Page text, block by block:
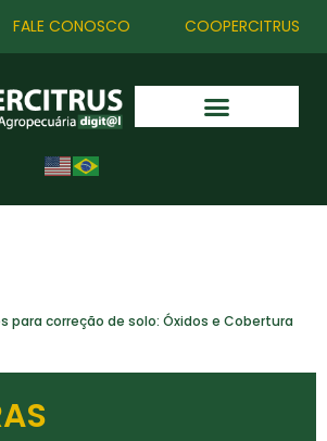
FALE CONOSCO COOPERCITRUS
para correção de solo: Óxidos e Cobertura